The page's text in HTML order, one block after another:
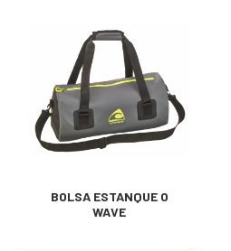
BOLSA ESTANQUE O
WAVE